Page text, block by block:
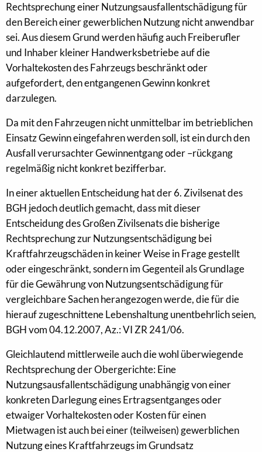
Rechtsprechung einer Nutzungsausfallentschädigung für
den Bereich einer gewerblichen Nutzung nicht anwendbar
sei. Aus diesem Grund werden häufig auch Freiberufler
und Inhaber kleiner Handwerksbetriebe auf die
Vorhaltekosten des Fahrzeugs beschränkt oder
aufgefordert, den entgangenen Gewinn konkret
darzulegen.
Da mit den Fahrzeugen nicht unmittelbar im betrieblichen
Einsatz Gewinn eingefahren werden soll, ist ein durch den
Ausfall verursachter Gewinnentgang oder –rückgang
regelmäßig nicht konkret bezifferbar.
In einer aktuellen Entscheidung hat der 6. Zivilsenat des
BGH jedoch deutlich gemacht, dass mit dieser
Entscheidung des Großen Zivilsenats die bisherige
Rechtsprechung zur Nutzungsentschädigung bei
Kraftfahrzeugschäden in keiner Weise in Frage gestellt
oder eingeschränkt, sondern im Gegenteil als Grundlage
für die Gewährung von Nutzungsentschädigung für
vergleichbare Sachen herangezogen werde, die für die
hierauf zugeschnittene Lebenshaltung unentbehrlich seien,
BGH vom 04.12.2007, Az.: VI ZR 241/06.
Gleichlautend mittlerweile auch die wohl überwiegende
Rechtsprechung der Obergerichte: Eine
Nutzungsausfallentschädigung unabhängig von einer
konkreten Darlegung eines Ertragsentganges oder
etwaiger Vorhaltekosten oder Kosten für einen
Mietwagen ist auch bei einer (teilweisen) gewerblichen
Nutzung eines Kraftfahrzeugs im Grundsatz